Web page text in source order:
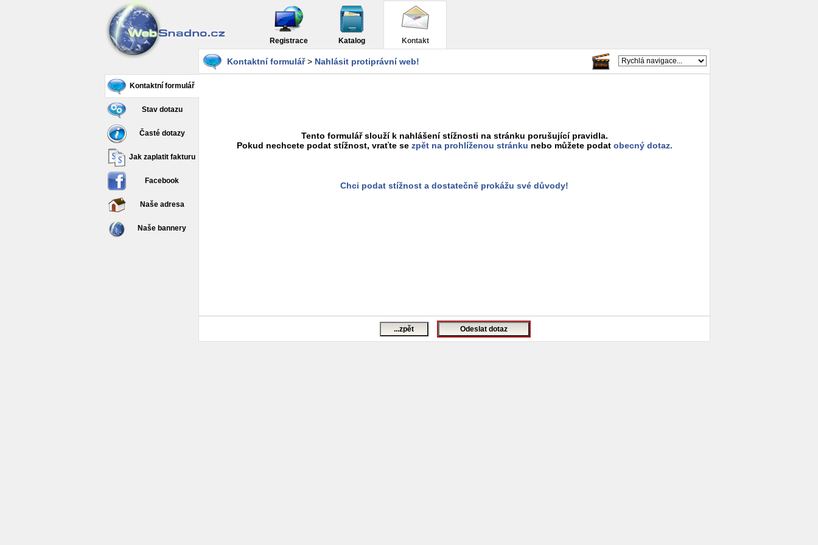
Registrace Katalog Kontakt
Kontaktní formulář
Stav dotazu
Časté dotazy
Jak zaplatit fakturu
Facebook
Naše adresa
Naše bannery
Kontaktní formulář> Nahlásit protiprávní web!
Tento formulář slouží k nahlášení stížnosti na stránku porušující pravidla.
Pokud nechcete podat stížnost, vraťte se zpět na prohlíženou stránku nebo můžete podat obecný dotaz.
Chci podat stížnost a dostatečně prokážu své důvody!